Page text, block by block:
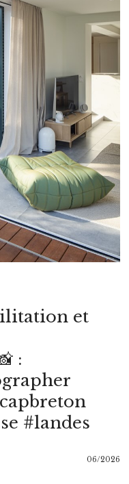
et
:
#landes
06/2026